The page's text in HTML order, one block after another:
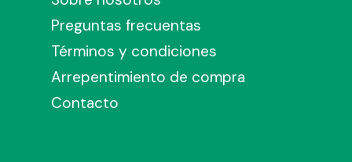
Preguntas frecuentas
Términos y condiciones
Arrepentimiento de compra
Contacto